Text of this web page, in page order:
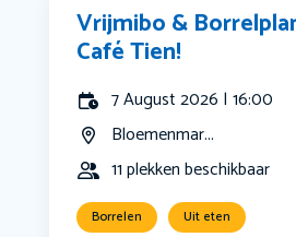
Vrijmibo &
Café Tien!
7 August 2026 | 16:00
Bloemenmar...
11 plekken beschikbaar
Borrelen Uit eten